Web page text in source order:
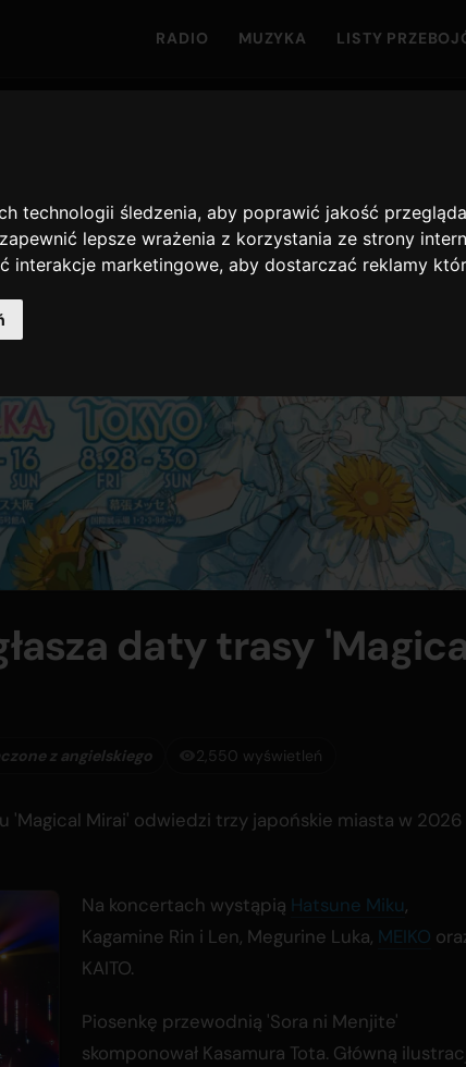
technologii śledzenia, aby poprawić jakość
lepsze wrażenia z korzystania ze strony
interakcje marketingowe,aby dostarczać reklamy
RADIO MUZYKA LISTY
daty trasy
z angielskiego 2,550 wyświetleń
'Magical Mirai' odwiedzi trzy japońskie miasta w 2026
Na koncertach wystąpią Hatsune Miku,
Kagamine Rin i Len, Megurine Luka, MEIKO
KAITO.
Piosenkę przewodnią 'Sora ni Menjite'
skomponował Kasamura Tota. Główną